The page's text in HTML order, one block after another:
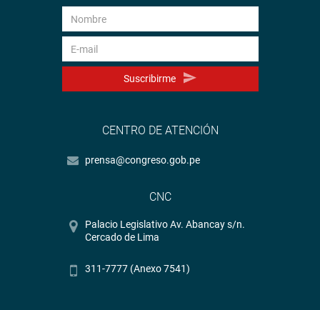
Suscribirme
CENTRO DE ATENCIÓN
prensa@congreso.gob.pe
CNC
Palacio Legislativo Av. Abancay s/n.
Cercado de Lima
311-7777 (Anexo 7541)